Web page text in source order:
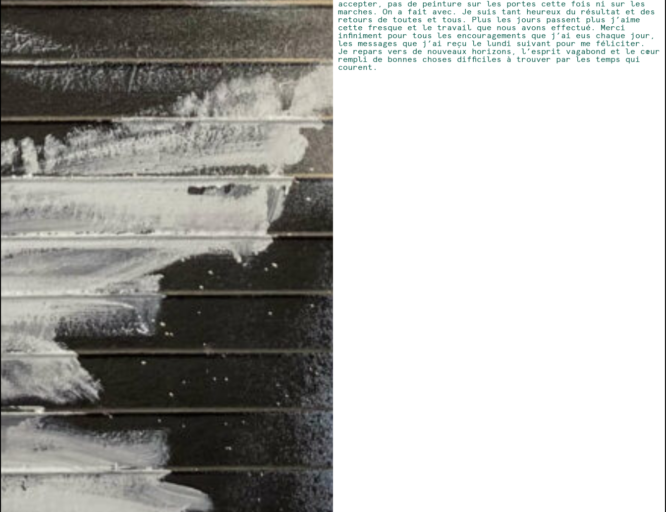
accepter, pas de peinture sur les portes cette fois ni sur les
marches. On a fait avec. Je suis tant heureux du résultat et des
retours de toutes et tous. Plus les jours passent plus j’aime
cette fresque et le travail que nous avons effectué. Merci
infiniment pour tous les encouragements que j’ai eus chaque jour,
les messages que j’ai reçu le lundi suivant pour me féliciter.
Je repars vers de nouveaux horizons, l’esprit vagabond et le cœur
rempli de bonnes choses difficiles à trouver par les temps qui
courent.